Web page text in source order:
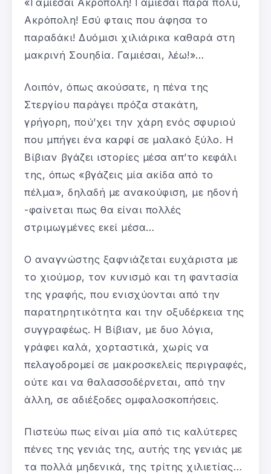
«Γαμιέσαι Ακρόπολη! Γαμιέσαι πάρα πολύ,
Ακρόπολη! Εσύ φταις που άφησα το
παραδάκι! Δυόμισι χιλιάρικα καθαρά στη
μακρινή Σουηδία. Γαμιέσαι, λέω!»…
Λοιπόν, όπως ακούσατε, η πένα της
Στεργίου παράγει πρόζα στακάτη,
γρήγορη, πού’χει την χάρη ενός σφυριού
που μπήγει ένα καρφί σε μαλακό ξύλο. Η
Βίβιαν βγάζει ιστορίες μέσα απ’το κεφάλι
της, όπως «βγάζεις μία ακίδα από το
πέλμα», δηλαδή με ανακούφιση, με ηδονή
-φαίνεται πως θα είναι πολλές
στριμωγμένες εκεί μέσα…
Ο αναγνώστης ξαφνιάζεται ευχάριστα με
το χιούμορ, τον κυνισμό και τη φαντασία
της γραφής, που ενισχύονται από την
παρατηρητικότητα και την οξυδέρκεια της
συγγραφέως. Η Βίβιαν, με δυο λόγια,
γράφει καλά, χορταστικά, χωρίς να
πελαγοδρομεί σε μακροσκελείς περιγραφές,
ούτε και να θαλασσοδέρνεται, από την
άλλη, σε αδιέξοδες ομφαλοσκοπήσεις.
Πιστεύω πως είναι μία από τις καλύτερες
πένες της γενιάς της, αυτής της γενιάς με
τα πολλά μηδενικά, της τρίτης χιλιετίας…